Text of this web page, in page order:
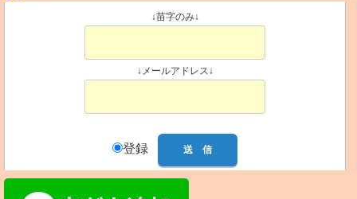
↓苗字のみ↓
↓メールアドレス↓
登録